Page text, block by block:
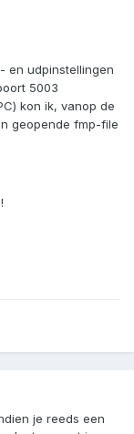
en udpinstellingen
5003
kon ik, vanop de
geopende fmp-file
je reeds een